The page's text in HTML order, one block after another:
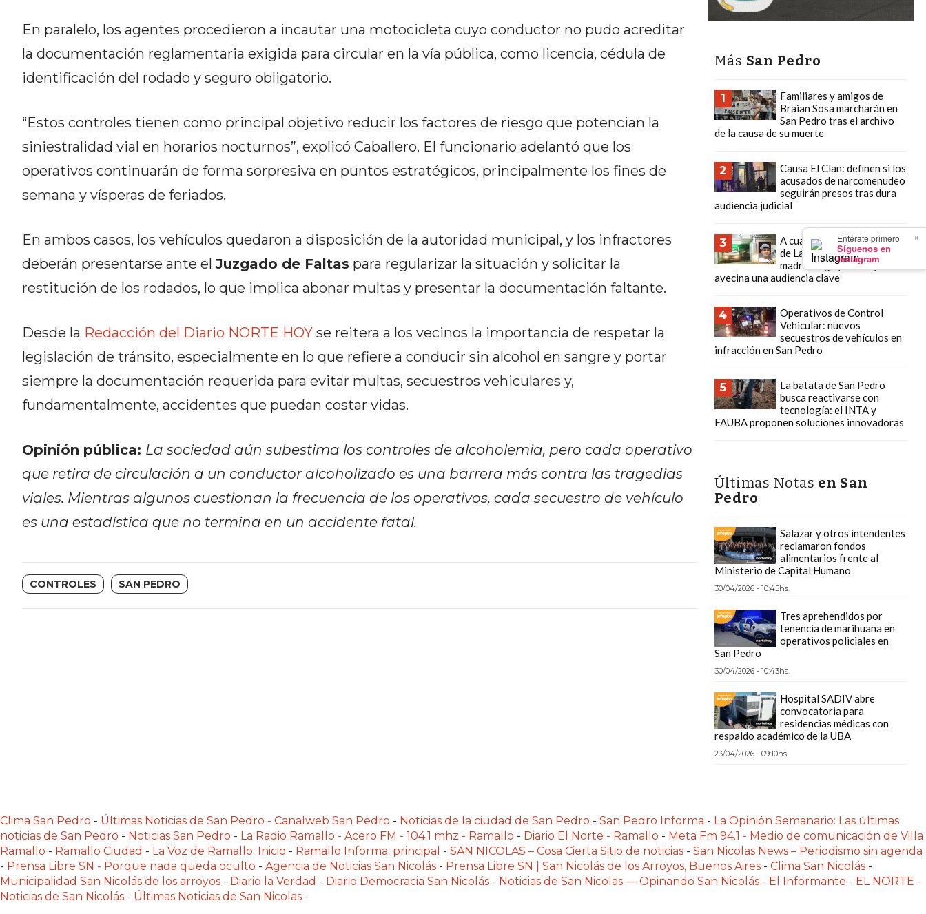
×
Entérate primero
Síguenos en
Instagram
WHATSAPP SIN QUE SE TE
PIERDA NINGUNO
TÉRMINOS
Y
POLÍTICAS
MAPA
SITIO
DIARIO
TAPA
DEL
DIA
DIARIO
DEPORTIVO
GRUPO
PUBLICITÁ
EN
NORTE
NOTICIAS
DE
SALTO
ZÁRATE
Y
En paralelo, los agentes procedieron a incautar una motocicleta cuyo conductor no pudo acreditar
la documentación reglamentaria exigida para circular en la vía pública, como licencia, cédula de
identificación del rodado y seguro obligatorio.
“Estos controles tienen como principal objetivo reducir los factores de riesgo que potencian la
siniestralidad vial en horarios nocturnos”, explicó Caballero. El funcionario adelantó que los
operativos continuarán de forma sorpresiva en puntos estratégicos, principalmente los fines de
semana y vísperas de feriados.
En ambos casos, los vehículos quedaron a disposición de la autoridad municipal, y los infractores
deberán presentarse ante elJuzgado de Faltas para regularizar la situación y solicitar la
restitución de los rodados, lo que implica abonar multas y presentar la documentación faltante.
Desde la Redacción del Diario NORTE HOYse reitera a los vecinos la importancia de respetar la
legislación de tránsito, especialmente en lo que refiere a conducir sin alcohol en sangre y portar
siempre la documentación requerida para evitar multas, secuestros vehiculares y,
fundamentalmente, accidentes que puedan costar vidas.
Opinión pública: La sociedad aún subestima los controles de alcoholemia, pero cada operativo
que retira de circulación a un conductor alcoholizado es una barrera más contra las tragedias
viales. Mientras algunos cuestionan la frecuencia de los operativos, cada secuestro de vehículo
es una estadística que no termina en un accidente fatal.
CONTROLES SAN PEDRO
Más San Pedro
1
Familiares y amigos de
Braian Sosa marcharán en
San Pedro tras el archivo
de la causa de su muerte
2
Causa El Clan: definen si los
acusados de narcomenudeo
seguirán presos tras dura
audiencia judicial
3
A cuatro meses del crimen
de Lautaro Carlevaris, su
madre exige justicia y se
avecina una audiencia clave
4
Operativos de Control
Vehicular: nuevos
secuestros de vehículos en
infracción en San Pedro
5
La batata de San Pedro
busca reactivarse con
tecnología: el INTA y
FAUBA proponen soluciones innovadoras
Últimas Notas en San
Pedro
Salazar y otros intendentes
reclamaron fondos
alimentarios frente al
Ministerio de Capital Humano
30/04/2026 - 10:45hs.
Tres aprehendidos por
tenencia de marihuana en
operativos policiales en
San Pedro
30/04/2026 - 10:43hs.
Hospital SADIV abre
convocatoria para
residencias médicas con
respaldo académico de la UBA
23/04/2026 - 09:10hs.
Clima San Pedro - Últimas Noticias de San Pedro - Canalweb San Pedro - Noticias de la ciudad de San Pedro - San Pedro Informa - La Opinión Semanario: Las últimas
noticias de San Pedro - Noticias San Pedro - La Radio Ramallo - Acero FM - 104.1 mhz - Ramallo - Diario El Norte - Ramallo - Meta Fm 94.1 - Medio de comunicación de Villa
Ramallo - Ramallo Ciudad - La Voz de Ramallo: Inicio - Ramallo Informa: principal - SAN NICOLAS – Cosa Cierta Sitio de noticias - San Nicolas News – Periodismo sin agenda
- Prensa Libre SN - Porque nada queda oculto - Agencia de Noticias San Nicolás - Prensa Libre SN | San Nicolás de los Arroyos, Buenos Aires - Clima San Nicolás -
Municipalidad San Nicolás de los arroyos - Diario la Verdad - Diario Democracia San Nicolás - Noticias de San Nicolas — Opinando San Nicolás - El Informante - EL NORTE -
Noticias de San Nicolás - Últimas Noticias de San Nicolas -